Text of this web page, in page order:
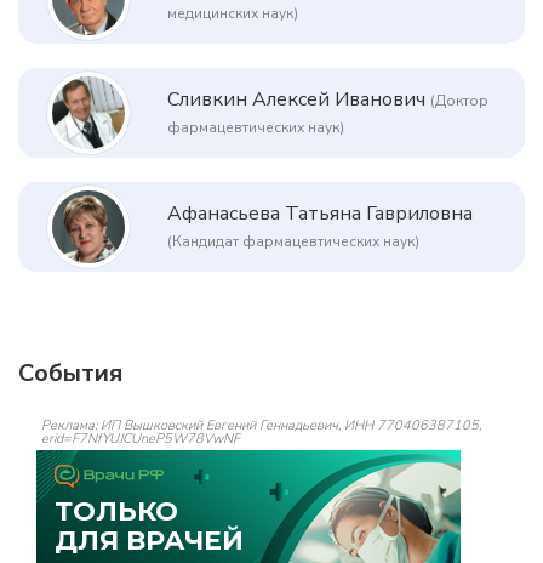
медицинских наук)
Сливкин Алексей Иванович (Доктор
фармацевтических наук)
Афанасьева Татьяна Гавриловна
(Кандидат фармацевтических наук)
События
Реклама: ИП Вышковский Евгений Геннадьевич, ИНН 770406387105,
erid=F7NfYUJCUneP5W78VwNF